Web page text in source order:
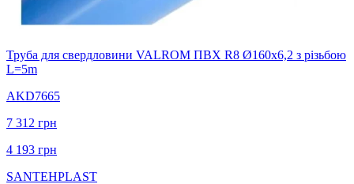
Труба для свердловини VALROM ПВХ R8 Ø160x6,2 з різьбою
L=5m
AKD7665
7 312 грн
4 193 грн
SANTEHPLAST